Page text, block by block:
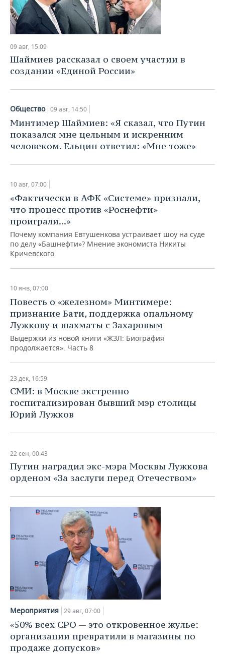
09 авг, 15:09
Шаймиев рассказал о своем участии в
создании «Единой России»
Общество 09 авг, 14:50
Минтимер Шаймиев: «Я сказал, что Путин
показался мне цельным и искренним
человеком. Ельцин ответил: «Мне тоже»
10 авг, 07:00
«Фактически в АФК «Системе» признали,
что процесс против «Роснефти»
проиграли...»
Почему компания Евтушенкова устраивает шоу на суде
по делу «Башнефти»? Мнение экономиста Никиты
Кричевского
10 янв, 07:00
Повесть о «железном» Минтимере:
признание Бати, поддержка опальному
Лужкову и шахматы с Захаровым
Выдержки из новой книги «ЖЗЛ: Биография
продолжается». Часть 8
23 дек, 16:59
СМИ: в Москве экстренно
госпитализирован бывший мэр столицы
Юрий Лужков
22 сен, 00:43
Путин наградил экс-мэра Москвы Лужкова
орденом «За заслуги перед Отечеством»
Мероприятия 29 авг, 07:00
«50% всех СРО — это откровенное жулье:
организации превратили в магазины по
продаже допусков»